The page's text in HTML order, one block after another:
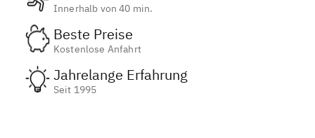
Innerhalb von 40 min.
Beste Preise
Kostenlose Anfahrt
Jahrelange Erfahrung
Seit 1995